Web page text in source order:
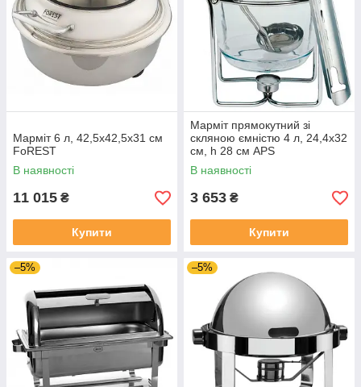
Марміт 6 л, 42,5x42,5x31 см
FoREST
В наявності
11 015 ₴
Купити
Марміт прямокутний зі
скляною ємністю 4 л, 24,4х32
см, h 28 см APS
В наявності
3 653 ₴
Купити
–5% –5%